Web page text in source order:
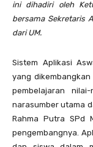
ini dihadiri oleh
bersama Sekretaris
dari UM.
Sistem Aplikasi
yang
pembelajaran
narasumber utama
Rahma Putra SPd
pengembangnya.